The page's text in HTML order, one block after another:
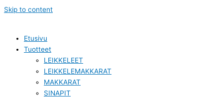
Skip to content
Etusivu
Tuotteet
LEIKKELEET
LEIKKELEMAKKARAT
MAKKARAT
SINAPIT